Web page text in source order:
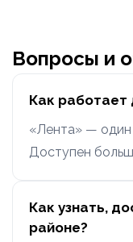
Вопросы и
Как работает
«Лента» — один
Доступен
Как узнать,
районе?